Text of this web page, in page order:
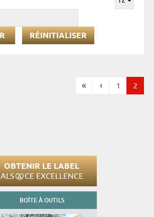
RÉINITIALISER
« ‹ 1 2
OBTENIR LE LABEL
ALS CE EXCELLENCE
BOÎTE À OUTILS